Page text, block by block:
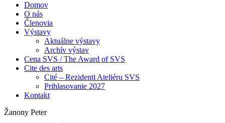
Domov
O nás
Členovia
Výstavy
Aktuálne výstavy
Archív výstav
Cena SVS / The Award of SVS
Cite des arts
Cité – Rezidenti Ateliéru SVS
Prihlasovanie 2027
Kontakt
Žanony Peter